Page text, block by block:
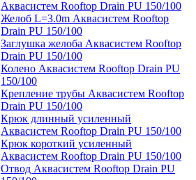
Аквасистем Rooftop Drain PU 150/100
Желоб L=3.0m Аквасистем Rooftop
Drain PU 150/100
Заглушка желоба Аквасистем Rooftop
Drain PU 150/100
Колено Аквасистем Rooftop Drain PU
150/100
Крепление трубы Аквасистем Rooftop
Drain PU 150/100
Крюк длинный усиленный
Аквасистем Rooftop Drain PU 150/100
Крюк короткий усиленный
Аквасистем Rooftop Drain PU 150/100
Отвод Аквасистем Rooftop Drain PU